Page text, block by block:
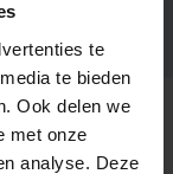
te
te bieden
Ook delen we
met onze
analyse. Deze